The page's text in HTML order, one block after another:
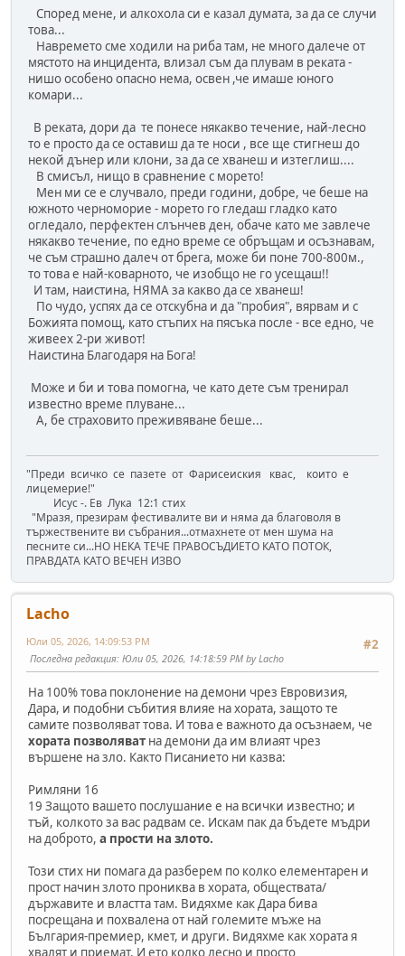
Според мене, и алкохола си е казал думата, за да се случи
това...
Навремето сме ходили на риба там, не много далече от
мястото на инцидента, влизал съм да плувам в реката -
нишо особено опасно нема, освен ,че имаше юного
комари...
В реката, дори да те понесе някакво течение, най-лесно
то е просто да се оставиш да те носи , все ще стигнеш до
некой дънер или клони, за да се хванеш и изтеглиш....
В смисъл, нищо в сравнение с морето!
Мен ми се е случвало, преди години, добре, че беше на
южното черноморие - морето го гледаш гладко като
огледало, перфектен слънчев ден, обаче като ме завлече
някакво течение, по едно време се обръщам и осъзнавам,
че съм страшно далеч от брега, може би поне 700-800м.,
то това е най-коварното, че изобщо не го усещаш!!
И там, наистина, НЯМА за какво да се хванеш!
По чудо, успях да се отскубна и да "пробия", вярвам и с
Божията помощ, като стъпих на пясъка после - все едно, че
живеех 2-ри живот!
Наистина Благодаря на Бога!
Може и би и това помогна, че като дете съм тренирал
известно време плуване...
А, бе страховито преживяване беше...
"Преди всичко се пазете от Фарисеиския квас, които е
лицемерие!"
Исус -. Ев Лука 12:1 стих
"Mразя, презирам фестивалите ви и няма да благоволя в
тържествените ви събрания...отмахнете от мен шума на
песните си...НО НЕКА ТЕЧЕ ПРАВОСЪДИЕТО КАТО ПОТОК,
ПРАВДАТА КАТО ВЕЧЕН ИЗВО
Lacho
#2
Юли 05, 2026, 14:09:53 PM
Последна редакция: Юли 05, 2026, 14:18:59 PM by Lacho
На 100% това поклонение на демони чрез Евровизия,
Дара, и подобни събития влияе на хората, защото те
самите позволяват това. И това е важното да осъзнаем, че
хората позволяват на демони да им влиаят чрез
вършене на зло. Както Писанието ни казва:
Римляни 16
19 Защото вашето послушание е на всички известно; и
тъй, колкото за вас радвам се. Искам пак да бъдете мъдри
на доброто, а прости на злото.
Този стих ни помага да разберем по колко елементарен и
прост начин злото прониква в хората, обществата/
държавите и властта там. Видяхме как Дара бива
посрещана и похвалена от най големите мъже на
България-премиер, кмет, и други. Видяхме как хората я
хвалят и приемат. И ето колко лесно и просто